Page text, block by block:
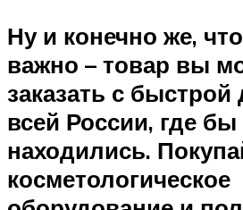
Ну и конечно же,
важно – товар вы
заказать с быстрой
всей России, где
находились.
косметологическое